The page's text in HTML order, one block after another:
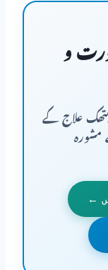
و
علاج کے
مشورہ
←